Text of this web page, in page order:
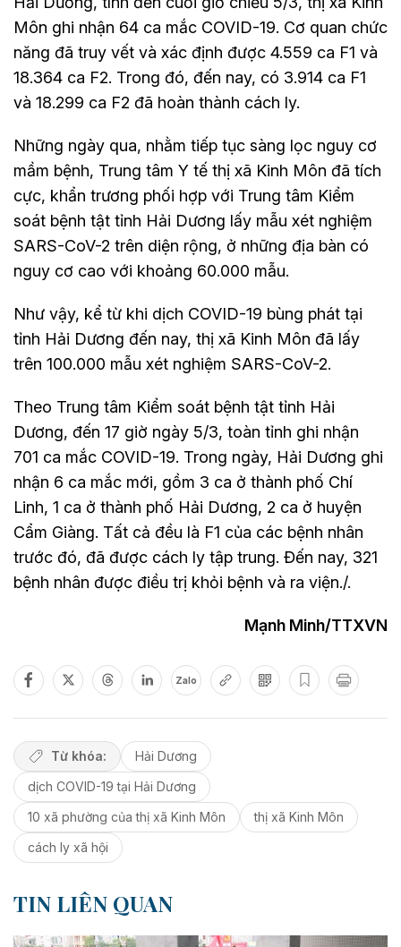
Môn ghi nhận 64 ca mắc COVID-19. Cơ quan chức
năng đã truy vết và xác định được 4.559 ca F1 và
18.364 ca F2. Trong đó, đến nay, có 3.914 ca F1
và 18.299 ca F2 đã hoàn thành cách ly.
Những ngày qua, nhằm tiếp tục sàng lọc nguy cơ
mầm bệnh, Trung tâm Y tế thị xã Kinh Môn đã tích
cực, khẩn trương phối hợp với Trung tâm Kiểm
soát bệnh tật tỉnh Hải Dương lấy mẫu xét nghiệm
SARS-CoV-2 trên diện rộng, ở những địa bàn có
nguy cơ cao với khoảng 60.000 mẫu.
Như vậy, kể từ khi dịch COVID-19 bùng phát tại
tỉnh Hải Dương đến nay, thị xã Kinh Môn đã lấy
trên 100.000 mẫu xét nghiệm SARS-CoV-2.
Theo Trung tâm Kiểm soát bệnh tật tỉnh Hải
Dương, đến 17 giờ ngày 5/3, toàn tỉnh ghi nhận
701 ca mắc COVID-19. Trong ngày, Hải Dương ghi
nhận 6 ca mắc mới, gồm 3 ca ở thành phố Chí
Linh, 1 ca ở thành phố Hải Dương, 2 ca ở huyện
Cẩm Giàng. Tất cả đều là F1 của các bệnh nhân
trước đó, đã được cách ly tập trung. Đến nay, 321
bệnh nhân được điều trị khỏi bệnh và ra viện./.
Mạnh Minh/TTXVN
Zalo
Từ khóa:
Hải Dương
dịch COVID-19 tại Hải Dương
10 xã phường của thị xã Kinh Môn
thị xã Kinh Môn
cách ly xã hội
TIN LIÊN QUAN